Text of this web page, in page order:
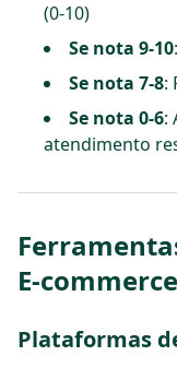
(0-10)
Se nota 9-10
Se nota 7-8:
Se nota 0-6:
atendimento
E-commerce
Plataformas